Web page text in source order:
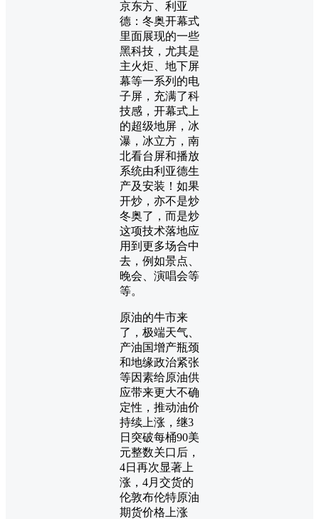
京东方、利亚
德：冬奥开幕式
里面展现的一些
黑科技，尤其是
主火炬、地下屏
幕等一系列的电
子屏，充满了科
技感，开幕式上
的超级地屏，冰
瀑，冰立方，南
北看台屏和播放
系统由利亚德生
产及安装！如果
开炒，亦不是炒
冬奥了，而是炒
这项技术落地应
用到更多场合中
去，例如景点、
晚会、演唱会等
等。
原油的牛市来
了，极端天气、
产油国增产瓶颈
和地缘政治紧张
等因素给原油供
应带来更大不确
定性，推动油价
持续上涨，继3
日突破每桶90美
元整数关口后，
4日再次显著上
涨，4月交货的
伦敦布伦特原油
期货价格上涨